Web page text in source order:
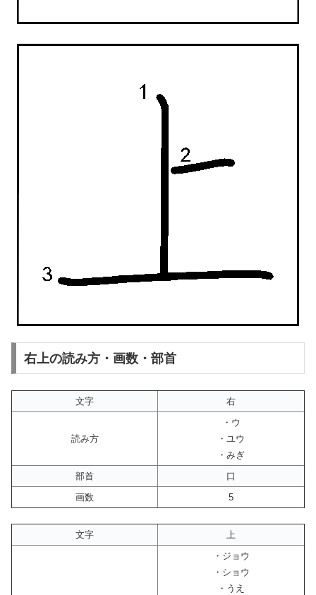
右上の読み方・画数・部首
文字 右
読み方
・ウ
・ユウ
・みぎ
部首
口
画数
5
文字
上
・ジョウ
・ショウ
・うえ